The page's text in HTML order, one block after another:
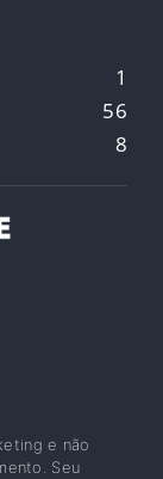
1
56
8
e não
Seu